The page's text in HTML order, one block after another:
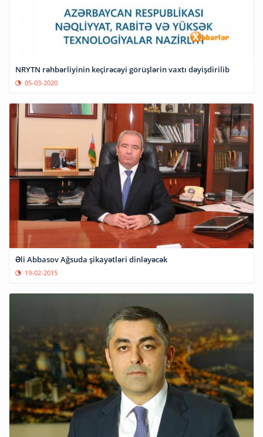
NRYTN rəhbərliyinin keçirəcəyi görüşlərin vaxtı dəyişdirilib
05-03-2020
Əli Abbasov Ağsuda şikayətləri dinləyəcək
19-02-2015